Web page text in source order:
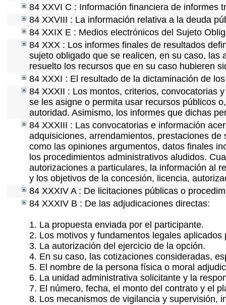
84 XXVI C : Información financiera de informes
84 XXVIII : La información relativa a la deuda
84 XXIX E : Medios electrónicos del Sujeto
84 XXX : Los informes finales de resultados
sujeto obligado que se realicen, en su caso,
resuelto los recursos que en su caso hubieren
84 XXXI : El resultado de la dictaminación de
84 XXXII : Los montos, criterios, convocatorias
se les asigne o permita usar recursos públicos
autoridad. Asimismo, los informes que dichas
84 XXXIII : Las convocatorias e información
adquisiciones, arrendamientos, prestaciones
como las opiniones argumentos, datos finales
los procedimientos administrativos aludidos.
autorizaciones a particulares, la información al
y los objetivos de la concesión, licencia,
84 XXXIV A : De licitaciones públicas o
84 XXXIV B : De las adjudicaciones directas:
1. La propuesta enviada por el participante.
2. Los motivos y fundamentos legales aplicados
3. La autorización del ejercicio de la opción.
4. En su caso, las cotizaciones consideradas,
5. El nombre de la persona física o moral
6. La unidad administrativa solicitante y la
7. El número, fecha, el monto del contrato y el
8. Los mecanismos de vigilancia y supervisión,